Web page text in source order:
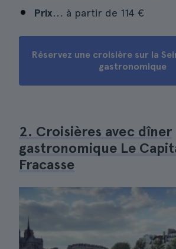
Prix... à partir de 114 €
Réservez une croisière sur la
gastronomique
2. Croisières avec dîner
gastronomique Le
Fracasse